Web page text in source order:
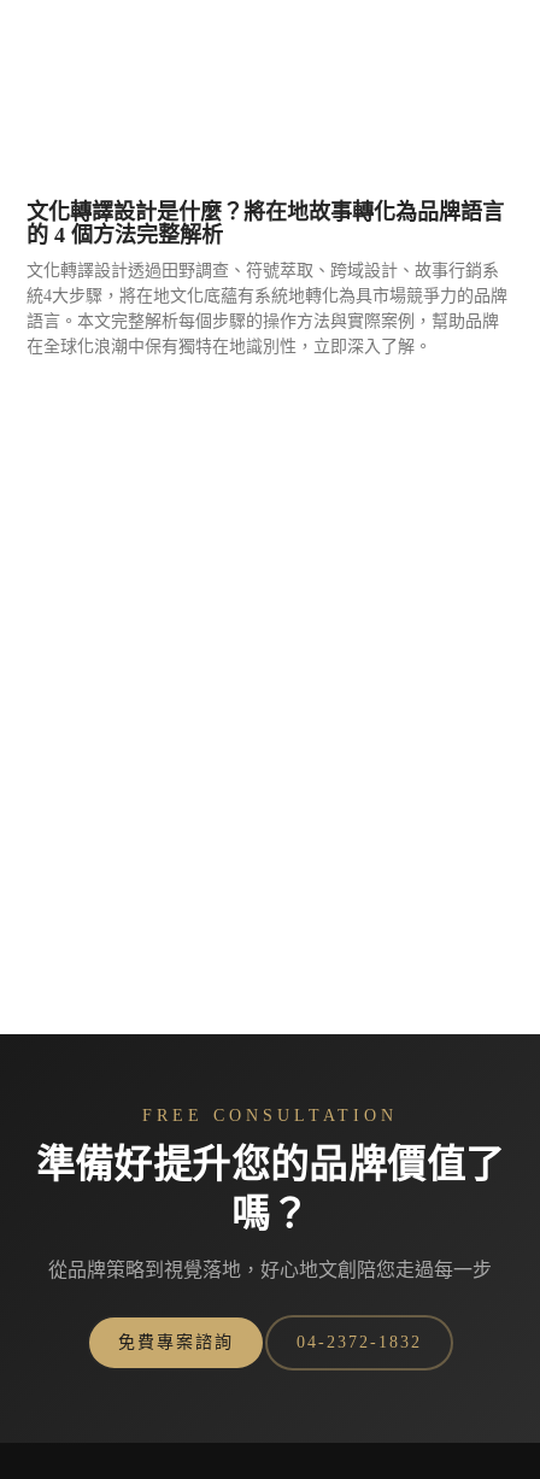
文化轉譯設計是什麼？將在地故事轉化為品牌語言
的 4 個方法完整解析
文化轉譯設計透過田野調查、符號萃取、跨域設計、故事行銷系
統4大步驟，將在地文化底蘊有系統地轉化為具市場競爭力的品牌
語言。本文完整解析每個步驟的操作方法與實際案例，幫助品牌
在全球化浪潮中保有獨特在地識別性，立即深入了解。
FREE CONSULTATION
準備好提升您的品牌價值了
嗎？
從品牌策略到視覺落地，好心地文創陪您走過每一步
免費專案諮詢 04-2372-1832